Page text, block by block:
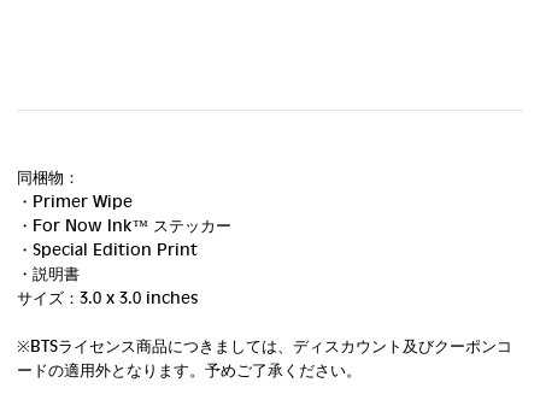
同梱物：
・Primer Wipe
・For Now Ink ™ ステッカー
・Special Edition Print
・説明書
サイズ：3.0 x 3.0 inches
※BTSライセンス商品につきましては、ディスカウント及びクーポンコ
ードの適用外となります。予めご了承ください。